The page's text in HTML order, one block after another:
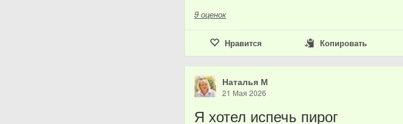
9 оценок
Нравится Копировать
Наталья М
21 Мая 2026
Я хотел испечь пирог